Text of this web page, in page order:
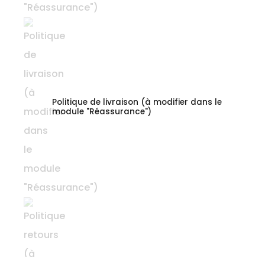
Politique de livraison (à modifier dans le
module "Réassurance")